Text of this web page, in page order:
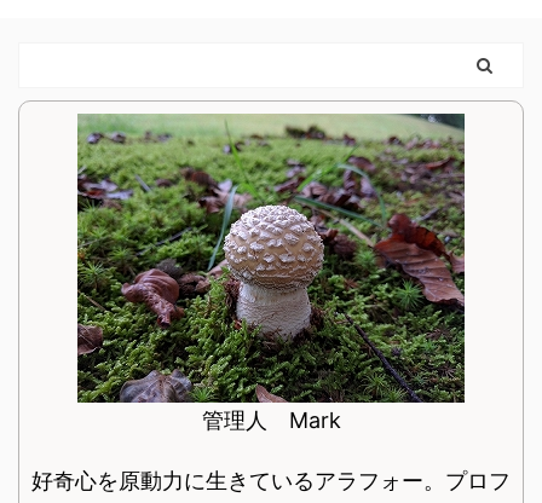
管理人 Mark
好奇心を原動力に生きているアラフォー。プロフ